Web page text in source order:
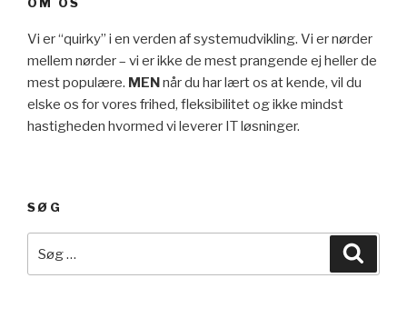
Vi er “quirky” i en verden af systemudvikling. Vi er nørder
mellem nørder – vi er ikke de mest prangende ej heller de
mest populære. MEN når du har lært os at kende, vil du
elske os for vores frihed, fleksibilitet og ikke mindst
hastigheden hvormed vi leverer IT løsninger.
SØG